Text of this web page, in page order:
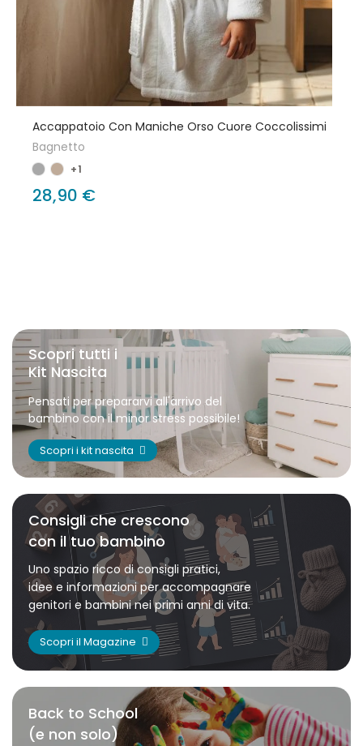
Accappatoio Con Maniche Orso Cuore Coccolissimi
Bagnetto
+1
28,90 €
Scopri tutti i
Kit Nascita
Pensati per prepararvi all'arrivo del
bambino con il minor stress possibile!
Scopri i kit nascita
Consigli che crescono
con il tuo bambino
Uno spazio ricco di consigli pratici,
idee e informazioni per accompagnare
genitori e bambini nei primi anni di vita.
Scopri il Magazine
Back to School
(e non solo)